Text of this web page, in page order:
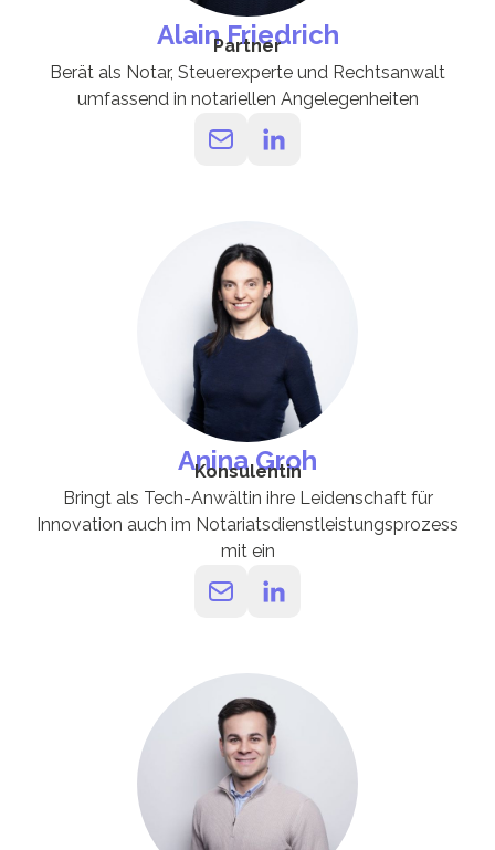
Alain Friedrich
Partner
Berät als Notar, Steuerexperte und Rechtsanwalt
umfassend in notariellen Angelegenheiten
Anina Groh
Konsulentin
Bringt als Tech-Anwältin ihre Leidenschaft für
Innovation auch im Notariatsdienstleistungsprozess
mit ein